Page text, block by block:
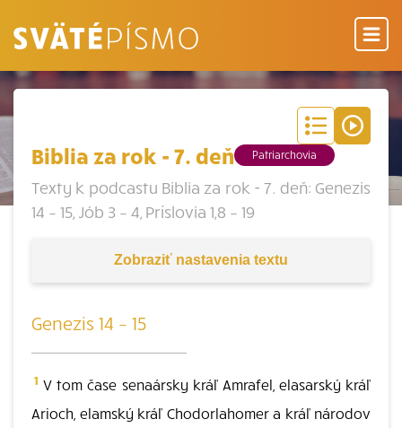
Biblia za rok - 7. deň Patriarchovia
Texty k podcastu Biblia za rok - 7. deň: Genezis
14 – 15, Jób 3 – 4, Príslovia 1,8 – 19
Zobraziť nastavenia textu
Genezis 14 – 15
1 V tom čase senaársky kráľ Amrafel, elasarský kráľ
Arioch, elamský kráľ Chodorlahomer a kráľ národov